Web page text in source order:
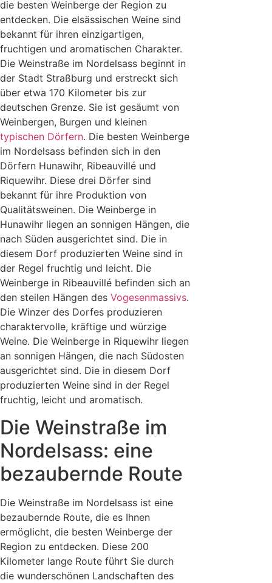
die besten Weinberge der Region zu
entdecken. Die elsässischen Weine sind
bekannt für ihren einzigartigen,
fruchtigen und aromatischen Charakter.
Die Weinstraße im Nordelsass beginnt in
der Stadt Straßburg und erstreckt sich
über etwa 170 Kilometer bis zur
deutschen Grenze. Sie ist gesäumt von
Weinbergen, Burgen und kleinen
typischen Dörfern. Die besten Weinberge
im Nordelsass befinden sich in den
Dörfern Hunawihr, Ribeauvillé und
Riquewihr. Diese drei Dörfer sind
bekannt für ihre Produktion von
Qualitätsweinen. Die Weinberge in
Hunawihr liegen an sonnigen Hängen, die
nach Süden ausgerichtet sind. Die in
diesem Dorf produzierten Weine sind in
der Regel fruchtig und leicht. Die
Weinberge in Ribeauvillé befinden sich an
den steilen Hängen des Vogesenmassivs.
Die Winzer des Dorfes produzieren
charaktervolle, kräftige und würzige
Weine. Die Weinberge in Riquewihr liegen
an sonnigen Hängen, die nach Südosten
ausgerichtet sind. Die in diesem Dorf
produzierten Weine sind in der Regel
fruchtig, leicht und aromatisch.
Die Weinstraße im
Nordelsass: eine
bezaubernde Route
Die Weinstraße im Nordelsass ist eine
bezaubernde Route, die es Ihnen
ermöglicht, die besten Weinberge der
Region zu entdecken. Diese 200
Kilometer lange Route führt Sie durch
die wunderschönen Landschaften des